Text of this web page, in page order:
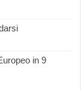
in 9